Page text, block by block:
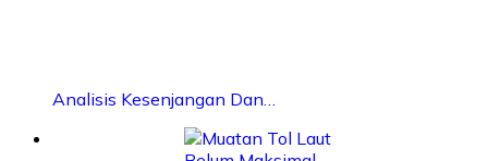
Analisis Kesenjangan Dan…